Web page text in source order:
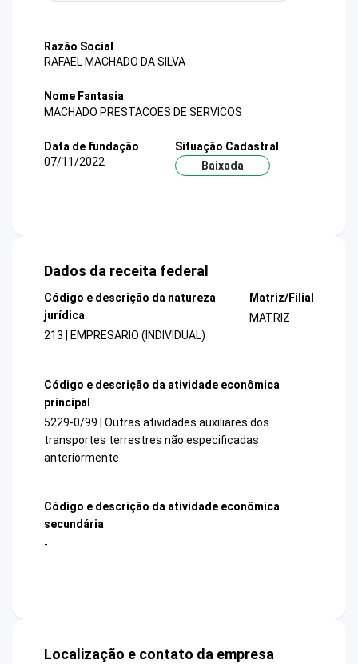
Razão Social
RAFAEL MACHADO DA SILVA
Nome Fantasia
MACHADO PRESTACOES DE SERVICOS
Data de fundação
07/11/2022
Situação Cadastral
Baixada
Dados da receita federal
Código e descrição da natureza
jurídica
213 | EMPRESARIO (INDIVIDUAL)
Matriz/Filial
MATRIZ
Código e descrição da atividade econômica
principal
5229-0/99 | Outras atividades auxiliares dos
transportes terrestres não especificadas
anteriormente
Código e descrição da atividade econômica
secundária
-
Localização e contato da empresa